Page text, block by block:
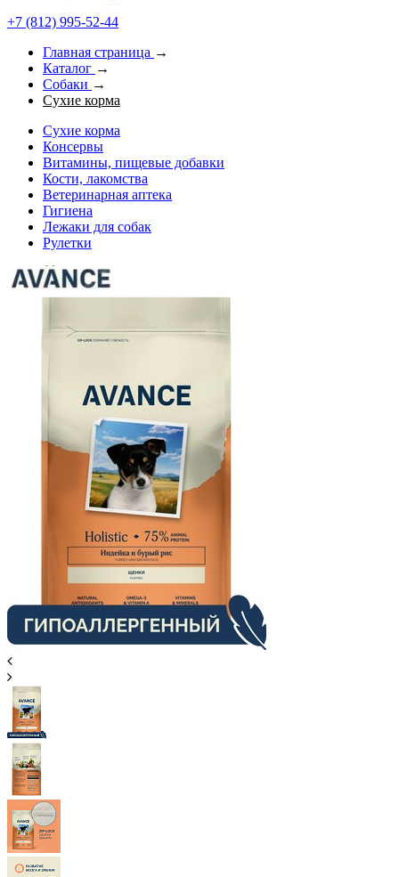
+7 (812) 995-52-44
Главная страница →
Каталог →
Собаки →
Сухие корма
Сухие корма
Консервы
Витамины, пищевые добавки
Кости, лакомства
Ветеринарная аптека
Гигиена
Лежаки для собак
Рулетки